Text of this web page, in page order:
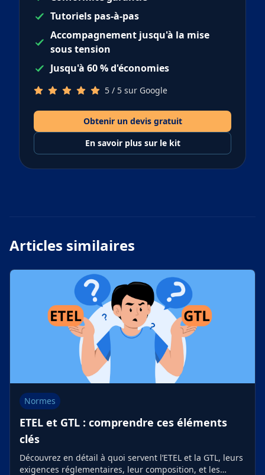
Tutoriels pas-à-pas
Accompagnement jusqu'à la mise
sous tension
Jusqu'à 60 % d'économies
5 / 5 sur Google
Obtenir un devis gratuit
En savoir plus sur le kit
Articles similaires
Normes
ETEL et GTL : comprendre ces éléments
clés
Découvrez en détail à quoi servent l’ETEL et la GTL, leurs
exigences réglementaires, leur composition, et les